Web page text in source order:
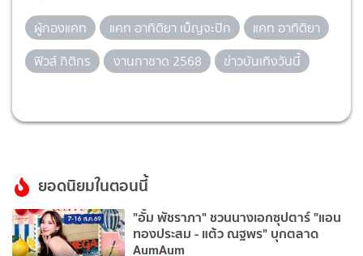
ผู้กองแคท แคท อาทิติยา เบ็ญจะปัก
แคท อาทิติยา
ฟิวส์ กิติกร
งานกาชาด 2568 ข่าวบันเทิงวันนี้
ยอดนิยมในตอนนี้
"อั้ม พัชราภา" ชวนนางเอกซุปตาร์ "แอน
ทองประสม - แต้ว ณฐพร" บุกตลาด
AumAum